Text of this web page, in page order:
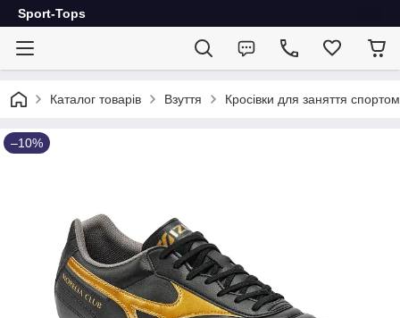
Sport-Tops
Каталог товарів Взуття Кросівки для заняття спортом
–10%